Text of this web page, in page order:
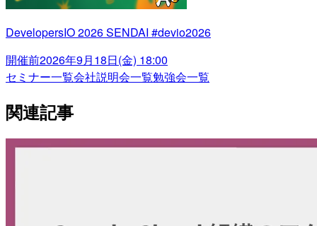
DevelopersIO 2026 SENDAI #devio2026
開催前2026年9月18日(金) 18:00
セミナー一覧会社説明会一覧勉強会一覧
関連記事